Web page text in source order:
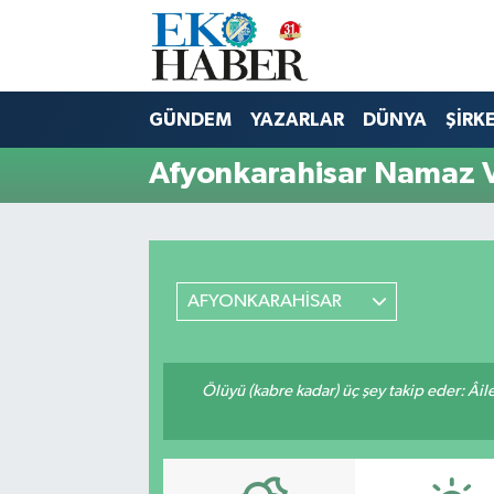
GÜNDEM YAZARLAR DÜNYA
Afyonkarahisar Namaz
AFYONKARAHİSAR
Ölüyü (kabre kadar) üç şey takip eder:
Hava Durumu
Son Dakika Haberleri
Haber Arşivi